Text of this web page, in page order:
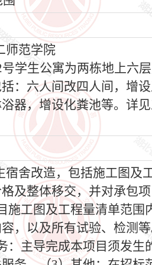
师范学院
学生公寓为两栋地上六
：六人间改四人间，增
器，增设化粪池等。详
宿舍改造，包括施工图及
及整体移交，并对承包
施工图及工程量清单范
，以及所有试验、检测
：主导完成本项目须发